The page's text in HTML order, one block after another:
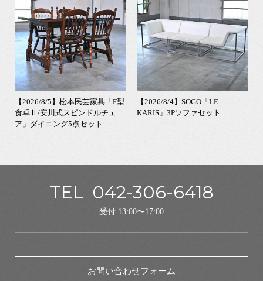
【2026/8/5】松本民芸家具「F型
食卓Ⅱ/安川式スピンドルチェ
ア」ダイニング5点セット
【2026/8/4】SOGO「LE
KARIS」3Pソファセット
TEL 042-306-6418
受付 13:00〜17:00
お問い合わせフォーム